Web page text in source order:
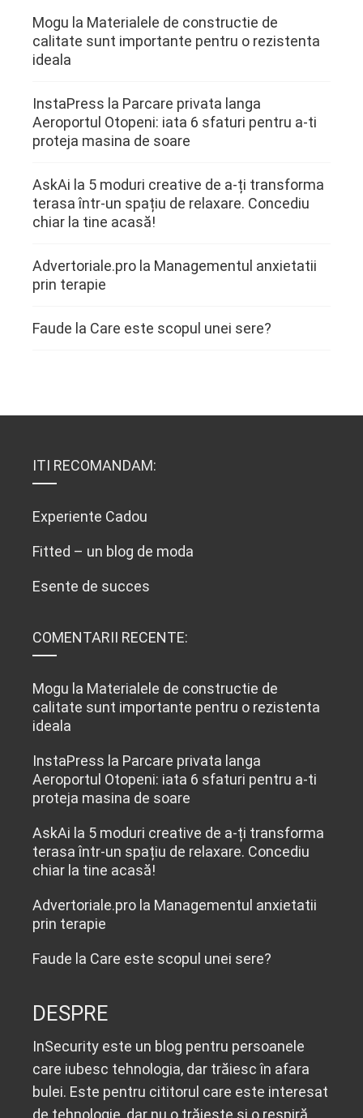
Mogu la Materialele de constructie de
calitate sunt importante pentru o rezistenta
ideala
InstaPress la Parcare privata langa
Aeroportul Otopeni: iata 6 sfaturi pentru a-ti
proteja masina de soare
AskAi la 5 moduri creative de a-ți transforma
terasa într-un spațiu de relaxare. Concediu
chiar la tine acasă!
Advertoriale.pro la Managementul anxietatii
prin terapie
Faude la Care este scopul unei sere?
ITI RECOMANDAM:
Experiente Cadou
Fitted – un blog de moda
Esente de succes
COMENTARII RECENTE:
Mogu la Materialele de constructie de
calitate sunt importante pentru o rezistenta
ideala
InstaPress la Parcare privata langa
Aeroportul Otopeni: iata 6 sfaturi pentru a-ti
proteja masina de soare
AskAi la 5 moduri creative de a-ți transforma
terasa într-un spațiu de relaxare. Concediu
chiar la tine acasă!
Advertoriale.pro la Managementul anxietatii
prin terapie
Faude la Care este scopul unei sere?
DESPRE
InSecurity este un blog pentru persoanele
care iubesc tehnologia, dar trăiesc în afara
bulei. Este pentru cititorul care este interesat
de tehnologie, dar nu o trăiește și o respiră